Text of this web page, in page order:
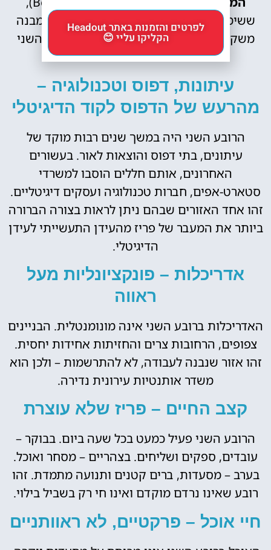
ששימש במשך שנים מרכז מסחרי וכלכלי. המבנה
משקף את חשיבותו ההיסטורית של הרובע השני
כמרכז הכלכלה הצרפתית.
עיתונות, דפוס וטכנולוגיה –
מהרעש של הדפוס לקוד הדיגיטלי
הרובע השני היה במשך שנים רבות מוקד של
עיתונים, בתי דפוס והוצאות לאור. בעשורים
האחרונים, אותם חללים הוסבו למשרדי
סטארט-אפים, חברות טכנולוגיה ועסקים דיגיטליים.
זהו אחד האזורים שבהם ניתן לראות בצורה הברורה
ביותר את המעבר של פריז מהעידן התעשייתי לעידן
הדיגיטלי.
אדריכלות – פונקציונליות מעל
ראווה
האדריכלות ברובע השני אינה מונומנטלית. הבניינים
צפופים, הרחובות צרים והחזיתות אחידות יחסית.
זהו אזור שנבנה לעבודה, לא להתרשמות – ולכן הוא
משדר אותנטיות עירונית נדירה.
קצב החיים – פריז שלא עוצרת
הרובע השני פעיל כמעט בכל שעה ביום. בבוקר –
עובדים, ספקים ושליחים. בצהריים – מסחר ואוכל.
בערב – מסעדות, ברים קטנים ותנועה מתמדת. זהו
רובע שאינו נרדם מוקדם ואינו חי רק בשביל בילוי.
חיי אוכל – פרקטיים, לא ראוותניים
לפרטים והזמנות באתר Headout
הקליקו עליי 😊